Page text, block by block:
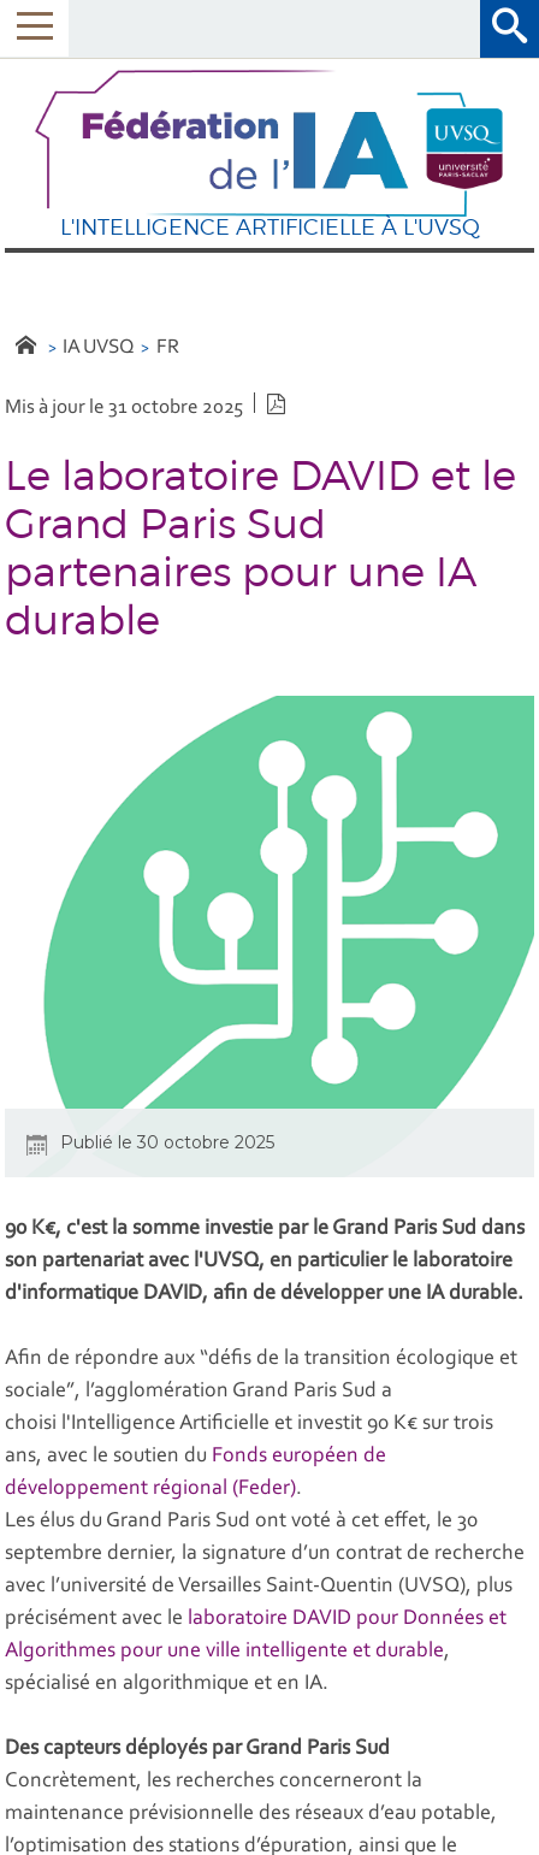
L'INTELLIGENCE ARTIFICIELLE À L'UVSQ
IA UVSQ FR
Mis à jour le 31 octobre 2025
Le laboratoire DAVID et le
Grand Paris Sud
partenaires pour une IA
durable
Publié le 30 octobre 2025
90 K€, c'est la somme investie par le Grand Paris Sud dans
son partenariat avec l'UVSQ, en particulier le laboratoire
d'informatique DAVID, afin de développer une IA durable.
Afin de répondre aux “défis de la transition écologique et
sociale”, l’agglomération Grand Paris Sud a
choisi l'Intelligence Artificielle et investit 90 K€ sur trois
ans, avec le soutien du Fonds européen de
développement régional (Feder).
Les élus du Grand Paris Sud ont voté à cet effet, le 30
septembre dernier, la signature d’un contrat de recherche
avec l’université de Versailles Saint-Quentin (UVSQ), plus
précisément avec le laboratoire DAVID pour Données et
Algorithmes pour une ville intelligente et durable,
spécialisé en algorithmique et en IA.
Des capteurs déployés par Grand Paris Sud
Concrètement, les recherches concerneront la
maintenance prévisionnelle des réseaux d’eau potable,
l’optimisation des stations d’épuration, ainsi que le